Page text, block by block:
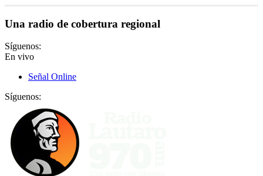
Una radio de cobertura regional
Síguenos:
En vivo
Señal Online
Síguenos: